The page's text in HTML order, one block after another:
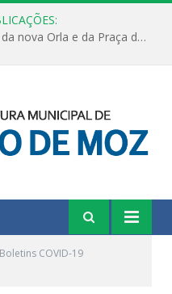
Últimos detalhes para a entrega da nova Orla e da Praça do Praião
Boletins COVID-19